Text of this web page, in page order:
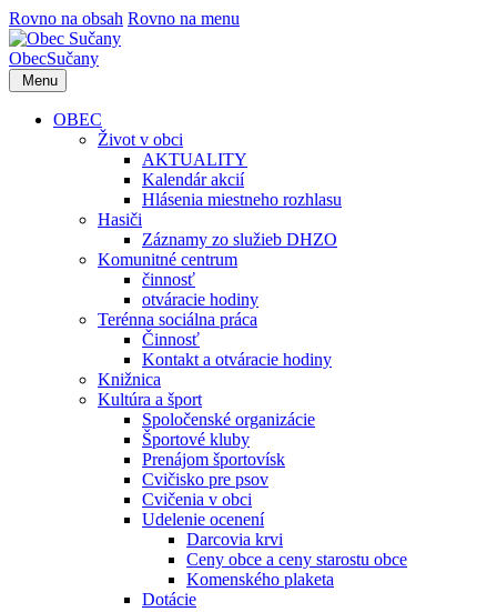
Rovno na obsah Rovno na menu
ObecSučany
Menu
OBEC
Život v obci
AKTUALITY
Kalendár akcií
Hlásenia miestneho rozhlasu
Hasiči
Záznamy zo služieb DHZO
Komunitné centrum
činnosť
otváracie hodiny
Terénna sociálna práca
Činnosť
Kontakt a otváracie hodiny
Knižnica
Kultúra a šport
Spoločenské organizácie
Športové kluby
Prenájom športovísk
Cvičisko pre psov
Cvičenia v obci
Udelenie ocenení
Darcovia krvi
Ceny obce a ceny starostu obce
Komenského plaketa
Dotácie